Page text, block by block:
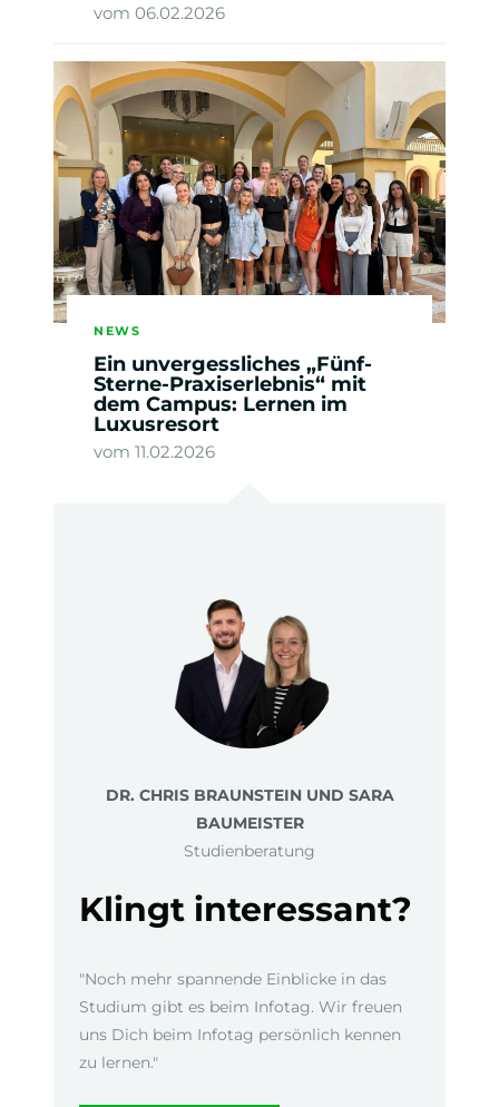
vom 06.02.2026
NEWS
Ein unvergessliches „Fünf-
Sterne-Praxiserlebnis“ mit
dem Campus: Lernen im
Luxusresort
vom 11.02.2026
DR. CHRIS BRAUNSTEIN UND SARA
BAUMEISTER
Studienberatung
Klingt interessant?
"Noch mehr spannende Einblicke in das
Studium gibt es beim Infotag. Wir freuen
uns Dich beim Infotag persönlich kennen
zu lernen."